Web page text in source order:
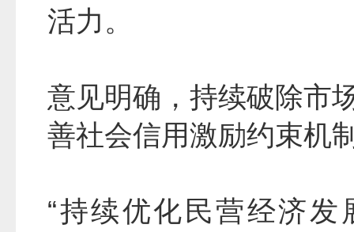
活力。
意见明确，持续破除市
善社会信用激励约束机
“持续优化民营经济